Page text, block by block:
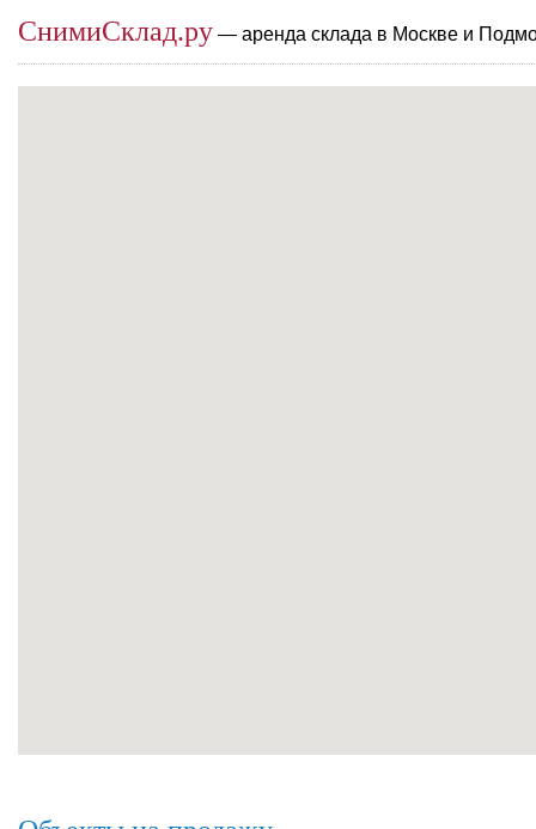
СнимиСклад.ру — аренда склада в Москве и